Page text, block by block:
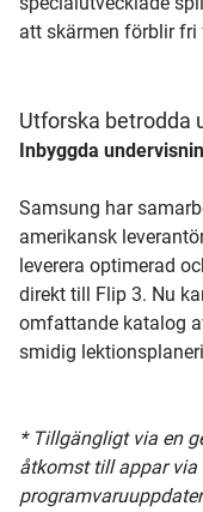
att skärmen förblir fri
Utforska betrodda
Inbyggda
Samsung har
amerikansk
leverera optimerad
direkt till Flip 3. Nu
omfattande katalog
smidig
* Tillgängligt via en
åtkomst till appar